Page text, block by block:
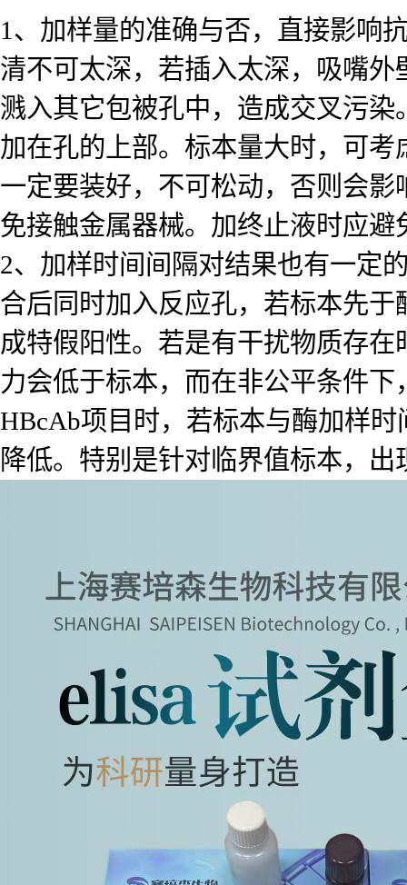
1、加样量的准确与否，直接影响
清不可太深，若插入太深，吸嘴
溅入其它包被孔中，造成交叉污
加在孔的上部。标本量大时，可
一定要装好，不可松动，否则会
免接触金属器械。加终止液时应避
2、加样时间间隔对结果也有一定
合后同时加入反应孔，若标本先
成特假阳性。若是有干扰物质存
力会低于标本，而在非公平条件
HBcAb项目时，若标本与酶加样
降低。特别是针对临界值标本，出